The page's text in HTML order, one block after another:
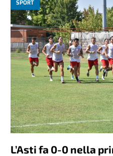
SPORT
L’Asti fa 0-0 nella